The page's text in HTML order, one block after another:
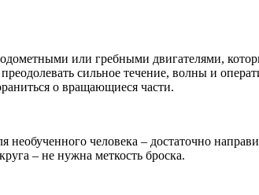
или гребными двигателями,
сильное течение, волны и
о вращающиеся части.
человека – достаточно
– не нужна меткость броска.